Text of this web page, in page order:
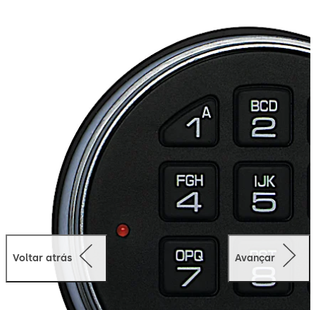
segura, escolha entre um sistema de trinco reto, de
lingueta, de mola ou redundante.
Voltar atrás Avançar